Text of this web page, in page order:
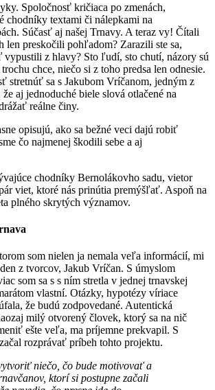
Spoločnosť kričiaca po zmenách,
chodníky textami či nálepkami na
Súčasť aj našej Trnavy. A teraz vy! Čítali
len preskočili pohľadom? Zarazili ste sa,
vypustili z hlavy? Sto ľudí, sto chutí, názory sú
chce, niečo si z toho predsa len odnesie.
stretnúť sa s Jakubom Vríčanom, jedným z
aj jednoduché biele slová otlačené na
reálne činy.
opisujú, ako sa bežné veci dajú robiť
čo najmenej škodili sebe a aj
chodníky Bernolákovho sadu, vietor
viet, ktoré nás prinútia premýšľať. Aspoň na
plného skrytých významov.
som nielen ja nemala veľa informácií, mi
z tvorcov, Jakub Vríčan. S úmyslom
som sa s s ním stretla v jednej trnavskej
vlastní. Otázky, hypotézy víriace
že budú zodpovedané. Autentická
milý otvorený človek, ktorý sa na nič
ešte veľa, ma príjemne prekvapil. S
rozprávať príbeh tohto projektu.
niečo, čo bude motivovať a
ktorí si postupne začali